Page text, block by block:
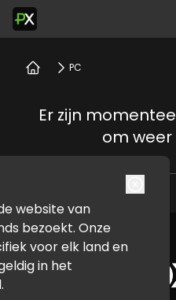
PC
Er zijn
om
Footer
website van
bezoekt. Onze
voor elk land en
in het